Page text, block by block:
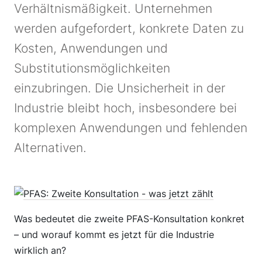
Verhältnismäßigkeit. Unternehmen
werden aufgefordert, konkrete Daten zu
Kosten, Anwendungen und
Substitutionsmöglichkeiten
einzubringen. Die Unsicherheit in der
Industrie bleibt hoch, insbesondere bei
komplexen Anwendungen und fehlenden
Alternativen.
Was bedeutet die zweite PFAS-Konsultation konkret
– und worauf kommt es jetzt für die Industrie
wirklich an?